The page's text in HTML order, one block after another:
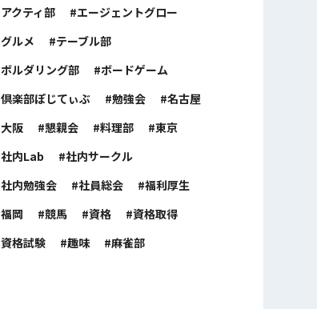
アクティ部
エージェントグロー
グルメ
テーブル部
ボルダリング部
ボードゲーム
倶楽部ぽじてぃぶ
勉強会
名古屋
大阪
懇親会 料理部
東京
社内Lab
社内サークル
社内勉強会
社員総会
福利厚生
福岡
競馬 資格
資格取得
資格試験
趣味 麻雀部